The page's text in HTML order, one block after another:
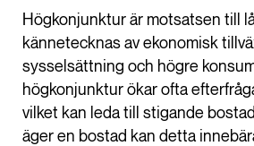
Högkonjunktur är motsatsen till
kännetecknas av ekonomisk
sysselsättning och högre
högkonjunktur ökar ofta
vilket kan leda till stigande
äger en bostad kan detta